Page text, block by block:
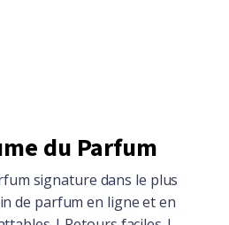
du Parfum
signature dans le plus
de parfum en ligne et en